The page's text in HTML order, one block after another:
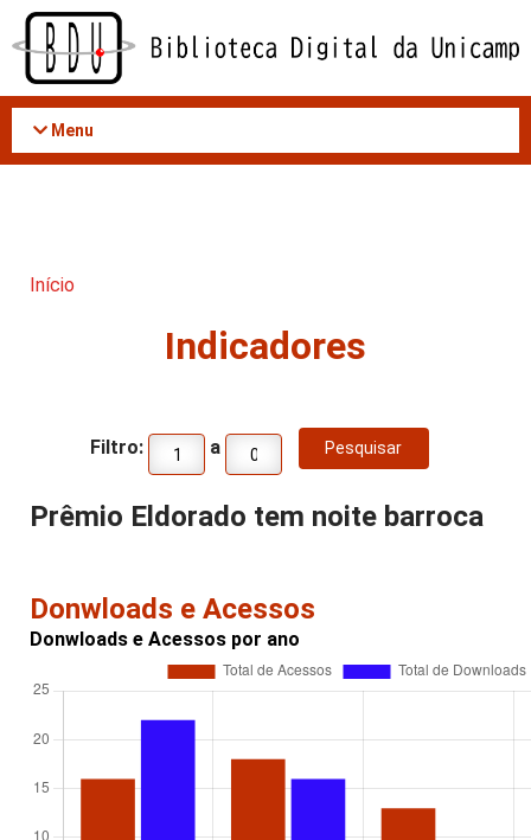
Acessar
conteúdo
Menu
Início
Indicadores
Filtro: a
Prêmio Eldorado tem noite barroca
Donwloads e Acessos
Donwloads e Acessos por ano